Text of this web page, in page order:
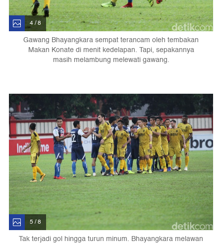
4 / 8
Gawang Bhayangkara sempat terancam oleh tembakan
Makan Konate di menit kedelapan. Tapi, sepakannya
masih melambung melewati gawang.
5 / 8
Tak terjadi gol hingga turun minum. Bhayangkara melawan